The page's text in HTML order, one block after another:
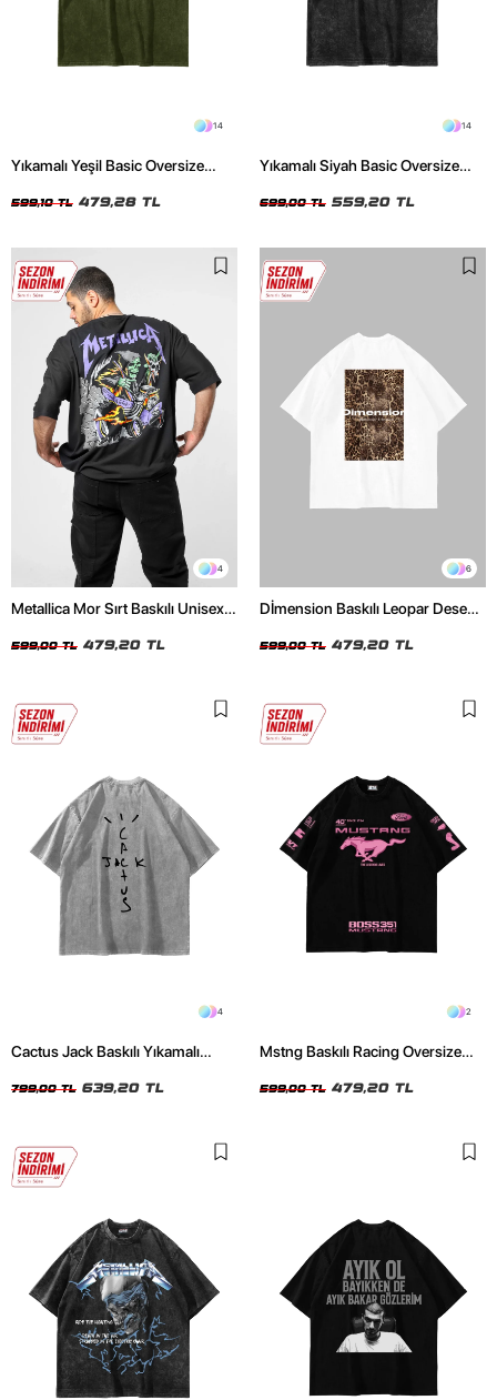
14
Yıkamalı Yeşil Basic Oversize
599,10 TL 479,28 TL
14
Yıkamalı Siyah Basic Oversize
699,00 TL 559,20 TL
4
Metallica Mor Sırt Baskılı Unisex
599,00 TL 479,20 TL
6
Dİmension Baskılı Leopar Desenli
Tshirt
599,00 TL 479,20 TL
4
Cactus Jack Baskılı Yıkamalı
799,00 TL 639,20 TL
2
Mstng Baskılı Racing Oversize
599,00 TL 479,20 TL